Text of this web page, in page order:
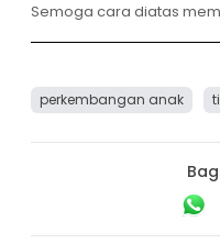
Semoga cara diatas
perkembangan anak